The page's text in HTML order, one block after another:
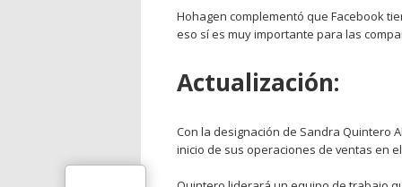
Hohagen complementó que Facebook
eso sí es muy importante para las
Actualización:
Con la designación de Sandra Quintero
inicio de sus operaciones de ventas en